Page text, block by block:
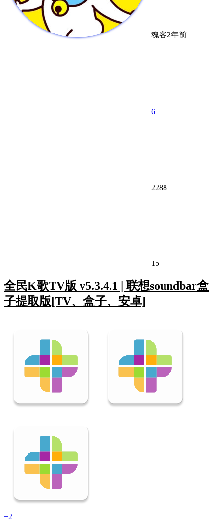
魂客2年前
6
2288
15
全民K歌TV版 v5.3.4.1 | 联想soundbar盒
子提取版[TV、盒子、安卓]
+2